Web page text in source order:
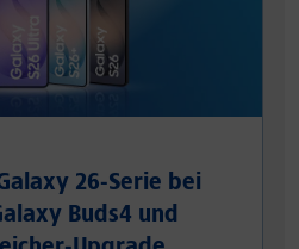
26-Serie bei
Buds4 und